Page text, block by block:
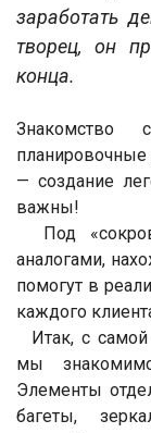
заработать
творец, он
конца.
Знакомство
планировочные
— создание
важны!
Под
аналогами,
помогут в
каждого
Итак, с
мы
Элементы
багеты,